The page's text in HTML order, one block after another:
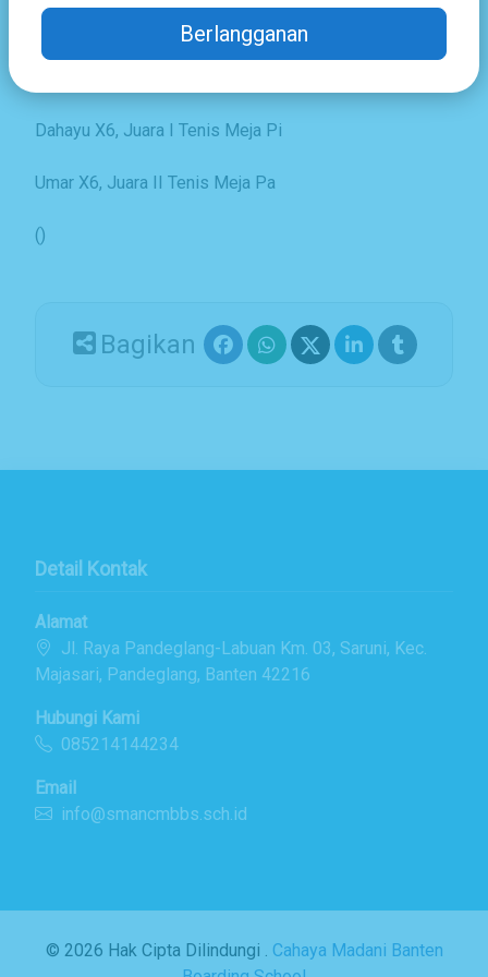
Farel Malik XI 5, Juara I Karate KATA Pa
Dahayu X6, Juara I Tenis Meja Pi
Umar X6, Juara II Tenis Meja Pa
()
Bagikan
Berlangganan
Detail Kontak
Alamat
Jl. Raya Pandeglang-Labuan Km. 03, Saruni, Kec.
Majasari, Pandeglang, Banten 42216
Hubungi Kami
085214144234
Email
info@smancmbbs.sch.id
© 2026 Hak Cipta Dilindungi . Cahaya Madani Banten